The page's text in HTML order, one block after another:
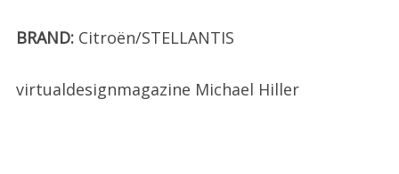
BRAND: Citroën/STELLANTIS
virtualdesignmagazine Michael Hiller